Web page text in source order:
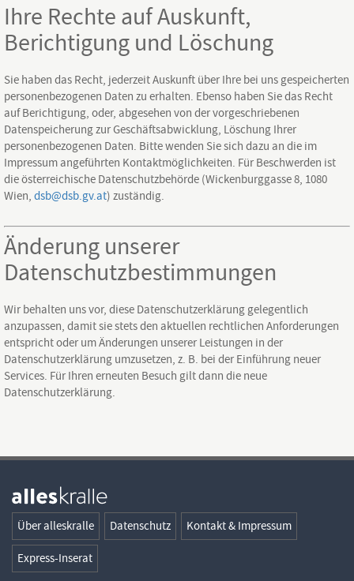
Ihre Rechte auf Auskunft,
Berichtigung und Löschung
Sie haben das Recht, jederzeit Auskunft über Ihre bei uns gespeicherten
personenbezogenen Daten zu erhalten. Ebenso haben Sie das Recht
auf Berichtigung, oder, abgesehen von der vorgeschriebenen
Datenspeicherung zur Geschäftsabwicklung, Löschung Ihrer
personenbezogenen Daten. Bitte wenden Sie sich dazu an die im
Impressum angeführten Kontaktmöglichkeiten. Für Beschwerden ist
die österreichische Datenschutzbehörde (Wickenburggasse 8, 1080
Wien, dsb@dsb.gv.at) zuständig.
Änderung unserer
Datenschutzbestimmungen
Wir behalten uns vor, diese Datenschutzerklärung gelegentlich
anzupassen, damit sie stets den aktuellen rechtlichen Anforderungen
entspricht oder um Änderungen unserer Leistungen in der
Datenschutzerklärung umzusetzen, z. B. bei der Einführung neuer
Services. Für Ihren erneuten Besuch gilt dann die neue
Datenschutzerklärung.
Über alleskralle Datenschutz Kontakt & Impressum
Express-Inserat